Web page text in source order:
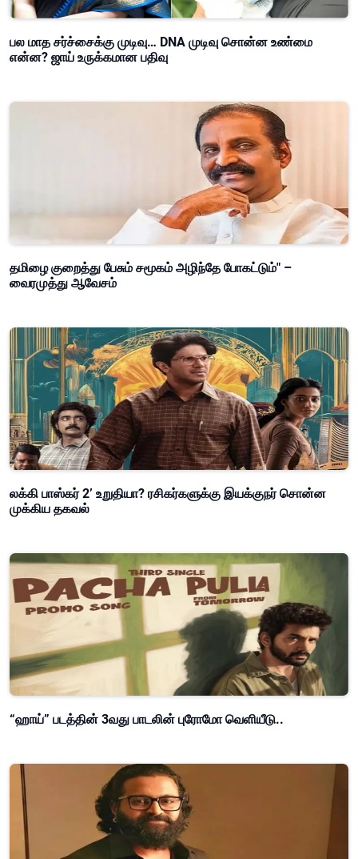
பல மாத சர்ச்சைக்கு முடிவு… DNA முடிவு சொன்ன உண்மை
என்ன? ஜாய் உருக்கமான பதிவு
தமிழை குறைத்து பேசும் சமூகம் அழிந்தே போகட்டும்" –
வைரமுத்து ஆவேசம்
லக்கி பாஸ்கர் 2’ உறுதியா? ரசிகர்களுக்கு இயக்குநர் சொன்ன
முக்கிய தகவல்
“ஹாய்” படத்தின் 3வது பாடலின் புரோமோ வெளியீடு..